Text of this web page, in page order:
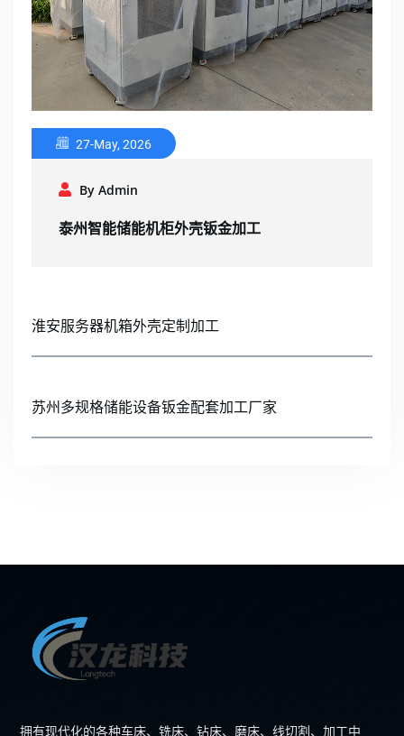
27-May, 2026
By Admin
泰州智能储能机柜外壳钣金加工
淮安服务器机箱外壳定制加工
苏州多规格储能设备钣金配套加工厂家
拥有现代化的各种车床、铣床、钻床、磨床、线切割、加工中